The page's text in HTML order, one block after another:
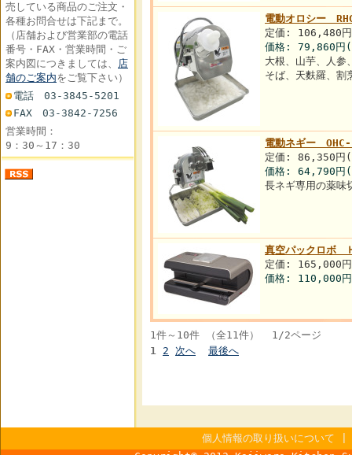
売している商品のご注文・
各種お問合せは下記まで。
（店舗および営業部の電話
番号・FAX・営業時間・ご
案内図につきましては、 店
舗のご案内をご覧下さい）
電話 03-3845-5201
FAX 03-3842-7256
営業時間：
9：30～17：30
電動オロシー
定価: 106,480
価格: 79,860円
大根、山芋、人参
そば、天麩羅、割
電動ネギー OHC-
定価: 86,350円
価格: 64,790円
長ネギ専用の薬味
真空パックロボ
定価: 165,000
価格: 110,000円
1件～10件 （全11件） 1/2ページ
1 2 次へ 最後へ
個人情報の取り扱いについて